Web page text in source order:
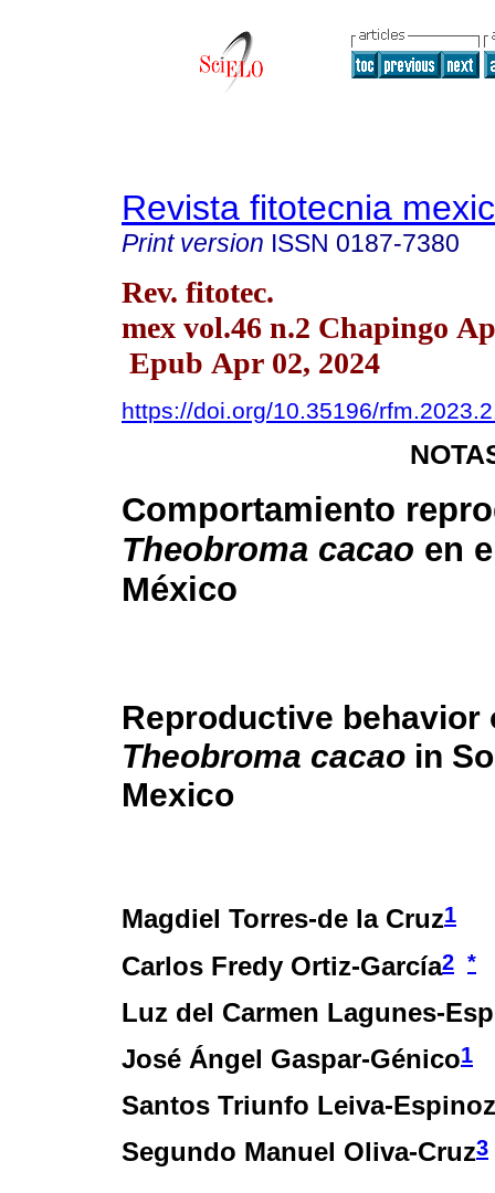
Revista fitotecnia
Print version ISSN 0187-7380
Rev. fitotec.
mex vol.46 n.2 Chapingo
Epub Apr 02, 2024
https://doi.org/10.35196/
Comportamiento
Theobroma cacao en
México
Reproductive behavior
Theobroma cacao in
Mexico
Magdiel Torres-de la Cruz1
Carlos Fredy Ortiz-García2 *
Luz del Carmen Lagunes-
José Ángel Gaspar-Génico1
Santos Triunfo Leiva-
Segundo Manuel Oliva-Cruz3